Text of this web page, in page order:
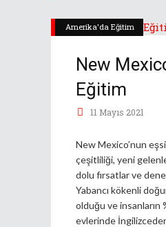
Amerika'da Eğitim
New
Eğitim
11 Mayıs 2021
New Mexico’nun
çeşitliliği, yeni
dolu fırsatlar ve
Yabancı kökenli
olduğu ve insanların
evlerinde